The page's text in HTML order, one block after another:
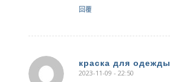
回覆
краска для одежды
says:
2023-11-09 - 22:50